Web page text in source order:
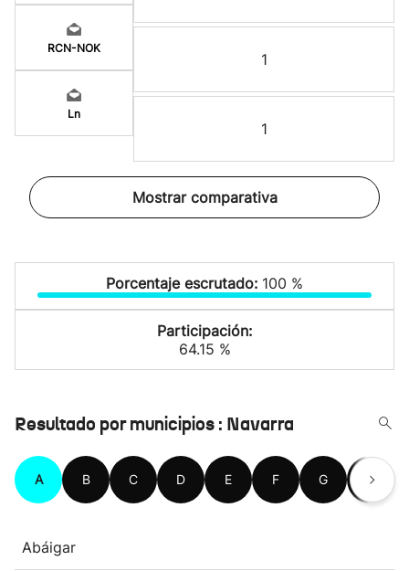
RCN-NOK
Ln
1
1
Mostrar comparativa
Porcentaje escrutado: 100 %
Participación:
64.15 %
Resultado por municipios : Navarra
A B C D E F G H
Abáigar